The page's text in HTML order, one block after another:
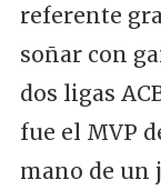
referente
soñar con
dos ligas
fue el MVP
mano de un